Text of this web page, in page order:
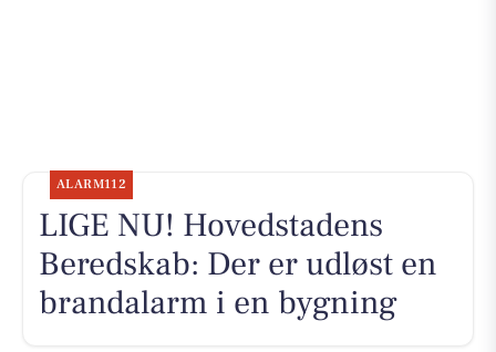
ALARM112
LIGE NU! Hovedstadens
Beredskab: Der er udløst en
brandalarm i en bygning